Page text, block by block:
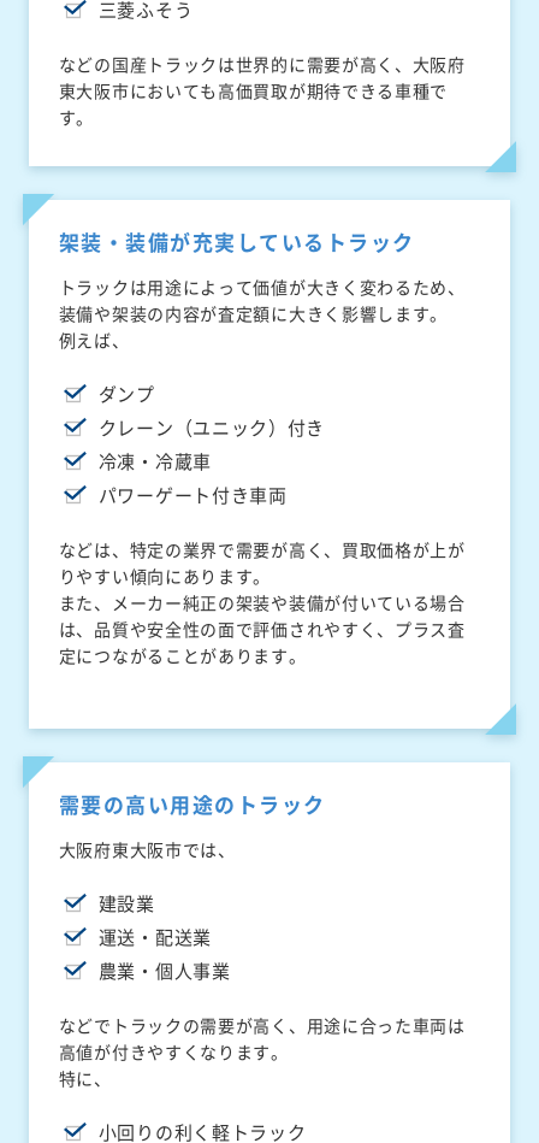
三菱ふそう
などの国産トラックは世界的に需要が高く、大阪府
東大阪市においても高価買取が期待できる車種で
す。
架装・装備が充実しているトラック
トラックは用途によって価値が大きく変わるため、
装備や架装の内容が査定額に大きく影響します。
例えば、
ダンプ
クレーン（ユニック）付き
冷凍・冷蔵車
パワーゲート付き車両
などは、特定の業界で需要が高く、買取価格が上が
りやすい傾向にあります。
また、メーカー純正の架装や装備が付いている場合
は、品質や安全性の面で評価されやすく、プラス査
定につながることがあります。
需要の高い用途のトラック
大阪府東大阪市では、
建設業
運送・配送業
農業・個人事業
などでトラックの需要が高く、用途に合った車両は
高値が付きやすくなります。
特に、
小回りの利く軽トラック